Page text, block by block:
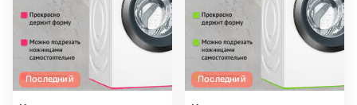
Последний Последний